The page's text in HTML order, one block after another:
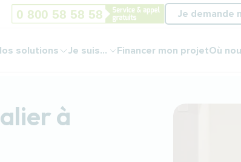
Je demande
solutions Je suis... Financer mon projetOù
à